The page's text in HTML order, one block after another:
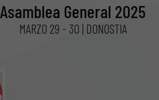
Asamblea General 2025
MARZO 29 - 30 | DONOSTIA